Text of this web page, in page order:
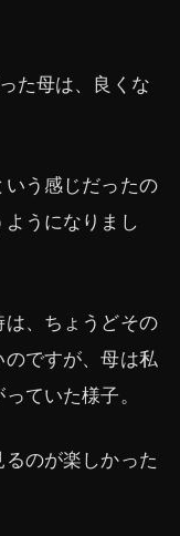
た母は、良くな
う感じだったの
うになりまし
、ちょうどその
ですが、母は私
ていた様子。
のが楽しかった